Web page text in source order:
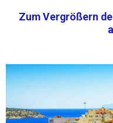
Zum Vergrößern